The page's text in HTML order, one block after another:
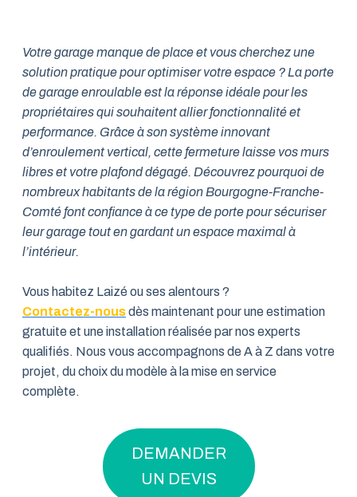
Votre garage manque de place et vous cherchez une
solution pratique pour optimiser votre espace ? La porte
de garage enroulable est la réponse idéale pour les
propriétaires qui souhaitent allier fonctionnalité et
performance. Grâce à son système innovant
d’enroulement vertical, cette fermeture laisse vos murs
libres et votre plafond dégagé. Découvrez pourquoi de
nombreux habitants de la région Bourgogne-Franche-
Comté font confiance à ce type de porte pour sécuriser
leur garage tout en gardant un espace maximal à
l’intérieur.
Vous habitez Laizé ou ses alentours ?
Contactez-nousdès maintenant pour une estimation
gratuite et une installation réalisée par nos experts
qualifiés. Nous vous accompagnons de A à Z dans votre
projet, du choix du modèle à la mise en service
complète.
DEMANDER
UN DEVIS